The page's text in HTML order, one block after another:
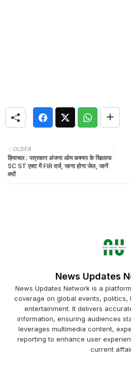
OLDER
हिमाचल : पत्रकार अंजना ओम कश्यप के खिलाफ
SC ST एक्ट में FIR दर्ज, जाना होगा जेल, जानें
क्यों
News Updates
News Updates Network is a
coverage on global events, politics,
entertainment. It delivers
information, ensuring audiences
leverages multimedia content,
reporting to enhance user
current